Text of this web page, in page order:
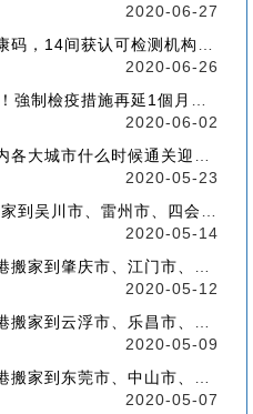
2020-06-27
14间获认可检测机构确定！
2020-06-26
月！【香港到深圳搬屋搬家又要延长了】
2020-06-02
城市什么时候通关迎来好消息
2020-05-23
市、四会市、台山市收费标准+流程价格
2020-05-14
门市、茂名市、惠州市收费标准+流程价格
2020-05-12
昌市、南雄市、廉江市收费标准+流程价格
2020-05-09
山市、潮州市、揭阳市收费标准+流程价格
2020-05-07